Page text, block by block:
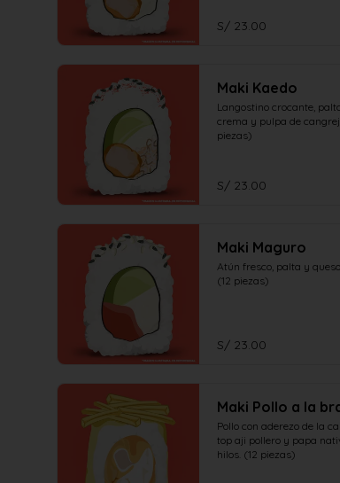
S/ 23.00
Maki Kaedo
Langostino crocante,
crema y pulpa de
piezas)
S/ 23.00
Maki Maguro
Atún fresco, palta y
(12 piezas)
S/ 23.00
Maki Pollo a la
Pollo con aderezo de la
top aji pollero y papa
hilos. (12 piezas)